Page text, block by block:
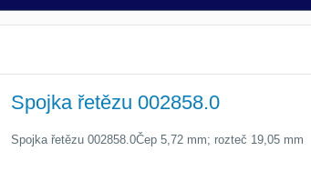
Spojka řetězu 002858.0
Spojka řetězu 002858.0Čep 5,72 mm; rozteč 19,05 mm